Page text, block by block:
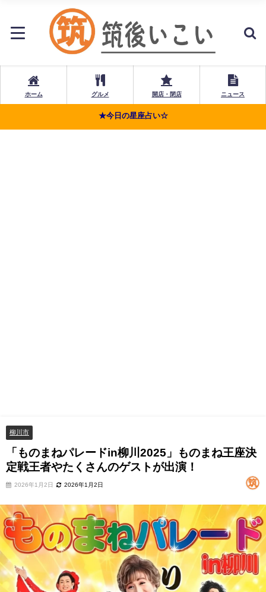
ホーム グルメ 開店・閉店 ニュース
★今日の星座占い☆
柳川市
「ものまねパレードin柳川2025」ものまね王座決
定戦王者やたくさんのゲストが出演！
2026年1月2日 2026年1月2日